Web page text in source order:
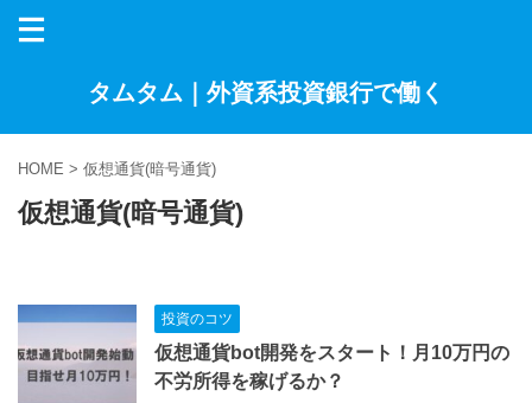
タムタム｜外資系投資銀行で働く
HOME > 仮想通貨(暗号通貨)
仮想通貨(暗号通貨)
投資のコツ
仮想通貨bot開発をスタート！月10万円の
不労所得を稼げるか？